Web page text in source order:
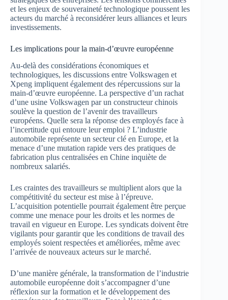
et les enjeux de souveraineté technologique poussent les
acteurs du marché à reconsidérer leurs alliances et leurs
investissements.
Les implications pour la main-d’œuvre européenne
Au-delà des considérations économiques et
technologiques, les discussions entre Volkswagen et
Xpeng impliquent également des répercussions sur la
main-d’œuvre européenne. La perspective d’un rachat
d’une usine Volkswagen par un constructeur chinois
soulève la question de l’avenir des travailleurs
européens. Quelle sera la réponse des employés face à
l’incertitude qui entoure leur emploi ? L’industrie
automobile représente un secteur clé en Europe, et la
menace d’une mutation rapide vers des pratiques de
fabrication plus centralisées en Chine inquiète de
nombreux salariés.
Les craintes des travailleurs se multiplient alors que la
compétitivité du secteur est mise à l’épreuve.
L’acquisition potentielle pourrait également être perçue
comme une menace pour les droits et les normes de
travail en vigueur en Europe. Les syndicats doivent être
vigilants pour garantir que les conditions de travail des
employés soient respectées et améliorées, même avec
l’arrivée de nouveaux acteurs sur le marché.
D’une manière générale, la transformation de l’industrie
automobile européenne doit s’accompagner d’une
réflexion sur la formation et le développement des